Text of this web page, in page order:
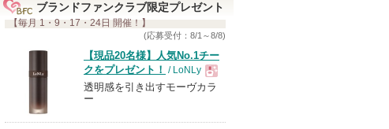
ブランドファンクラブ限定プレゼント
【毎月 1・9・17・24日 開催！】
(応募受付：8/1～8/8)
【現品20名様】人気No.1チー
クをプレゼント！ / LoNLy
現
透明感を引き出すモーヴカラ
ー